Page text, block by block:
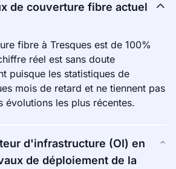
de couverture fibre actuel
fibre à Tresques est de 100%
réel est sans doute
puisque les statistiques de
mois de retard et ne tiennent pas
évolutions les plus récentes.
d'infrastructure (OI) en
de déploiement de la